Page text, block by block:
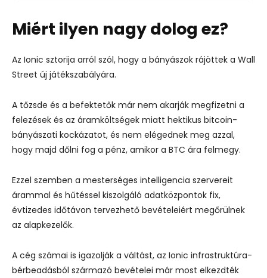
Miért ilyen nagy dolog ez?
Az Ionic sztorija arról szól, hogy a bányászok rájöttek a Wall
Street új játékszabályára.
A tőzsde és a befektetők már nem akarják megfizetni a
felezések és az áramköltségek miatt hektikus bitcoin-
bányászati kockázatot, és nem elégednek meg azzal,
hogy majd dőlni fog a pénz, amikor a BTC ára felmegy.
Ezzel szemben a mesterséges intelligencia szervereit
árammal és hűtéssel kiszolgáló adatközpontok fix,
évtizedes időtávon tervezhető bevételeiért megőrülnek
az alapkezelők.
A cég számai is igazolják a váltást, az Ionic infrastruktúra-
bérbeadásból származó bevételei már most elkezdték